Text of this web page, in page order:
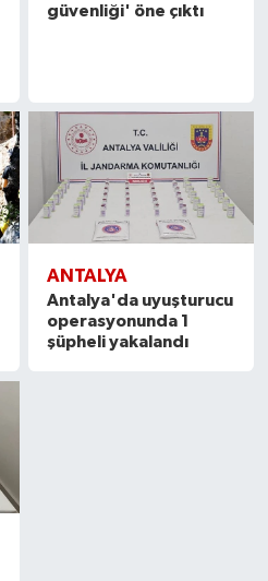
güvenliği' öne çıktı
ANTALYA
Antalya'da uyuşturucu
operasyonunda 1
şüpheli yakalandı